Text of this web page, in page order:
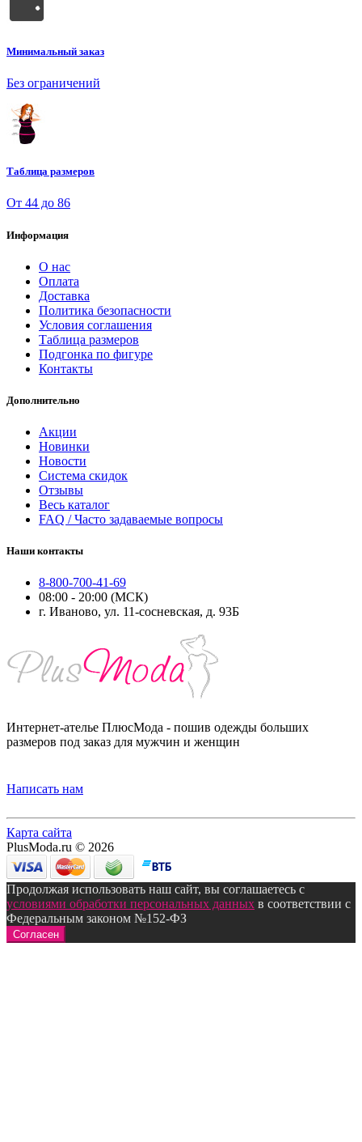
Минимальный заказ
Без ограничений
Таблица размеров
От 44 до 86
Информация
О нас
Оплата
Доставка
Политика безопасности
Условия соглашения
Таблица размеров
Подгонка по фигуре
Контакты
Дополнительно
Акции
Новинки
Новости
Система скидок
Отзывы
Весь каталог
FAQ / Часто задаваемые вопросы
Наши контакты
8-800-700-41-69
08:00 - 20:00 (МСК)
г. Иваново, ул. 11-сосневская, д. 93Б
Интернет-ателье ПлюсМода - пошив одежды больших
размеров под заказ для мужчин и женщин
Написать нам
Карта сайта
PlusModa.ru © 2026
Продолжая использовать наш сайт, вы соглашаетесь с
условиями обработки персональных данных в соответствии с
Федеральным законом №152-ФЗ
Согласен